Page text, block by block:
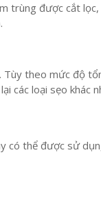
trùng được cắt
Tùy theo mức độ
các loại sẹo khác
có thể được sử